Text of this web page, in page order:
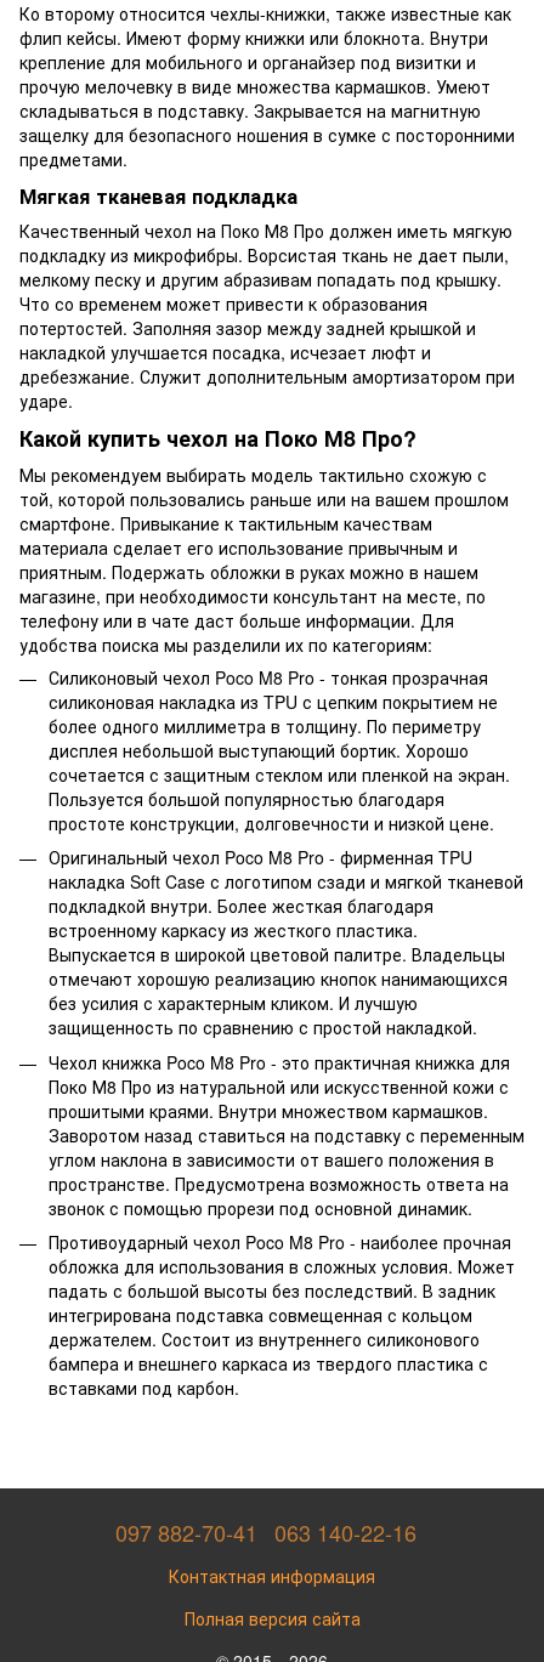
Ко второму относится чехлы-книжки, также известные как
флип кейсы. Имеют форму книжки или блокнота. Внутри
крепление для мобильного и органайзер под визитки и
прочую мелочевку в виде множества кармашков. Умеют
складываться в подставку. Закрывается на магнитную
защелку для безопасного ношения в сумке с посторонними
предметами.
Мягкая тканевая подкладка
Качественный чехол на Поко М8 Про должен иметь мягкую
подкладку из микрофибры. Ворсистая ткань не дает пыли,
мелкому песку и другим абразивам попадать под крышку.
Что со временем может привести к образования
потертостей. Заполняя зазор между задней крышкой и
накладкой улучшается посадка, исчезает люфт и
дребезжание. Служит дополнительным амортизатором при
ударе.
Какой купить чехол на Поко М8 Про?
Мы рекомендуем выбирать модель тактильно схожую с
той, которой пользовались раньше или на вашем прошлом
смартфоне. Привыкание к тактильным качествам
материала сделает его использование привычным и
приятным. Подержать обложки в руках можно в нашем
магазине, при необходимости консультант на месте, по
телефону или в чате даст больше информации. Для
удобства поиска мы разделили их по категориям:
Силиконовый чехол Poco M8 Pro - тонкая прозрачная
силиконовая накладка из TPU с цепким покрытием не
более одного миллиметра в толщину. По периметру
дисплея небольшой выступающий бортик. Хорошо
сочетается с защитным стеклом или пленкой на экран.
Пользуется большой популярностью благодаря
простоте конструкции, долговечности и низкой цене.
Оригинальный чехол Poco M8 Pro - фирменная TPU
накладка Soft Case с логотипом сзади и мягкой тканевой
подкладкой внутри. Более жесткая благодаря
встроенному каркасу из жесткого пластика.
Выпускается в широкой цветовой палитре. Владельцы
отмечают хорошую реализацию кнопок нанимающихся
без усилия с характерным кликом. И лучшую
защищенность по сравнению с простой накладкой.
Чехол книжка Poco M8 Pro - это практичная книжка для
Поко М8 Про из натуральной или искусственной кожи с
прошитыми краями. Внутри множеством кармашков.
Заворотом назад ставиться на подставку с переменным
углом наклона в зависимости от вашего положения в
пространстве. Предусмотрена возможность ответа на
звонок с помощью прорези под основной динамик.
Противоударный чехол Poco M8 Pro - наиболее прочная
обложка для использования в сложных условия. Может
падать с большой высоты без последствий. В задник
интегрирована подставка совмещенная с кольцом
держателем. Состоит из внутреннего силиконового
бампера и внешнего каркаса из твердого пластика с
вставками под карбон.
097 882-70-41 063 140-22-16
Контактная информация
Полная версия сайта